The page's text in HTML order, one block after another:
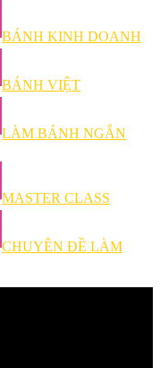
BÁNH KINH DOANH
BÁNH VIỆT
LÀM BÁNH NGẮN
MASTER CLASS
CHUYÊN ĐỀ LÀM